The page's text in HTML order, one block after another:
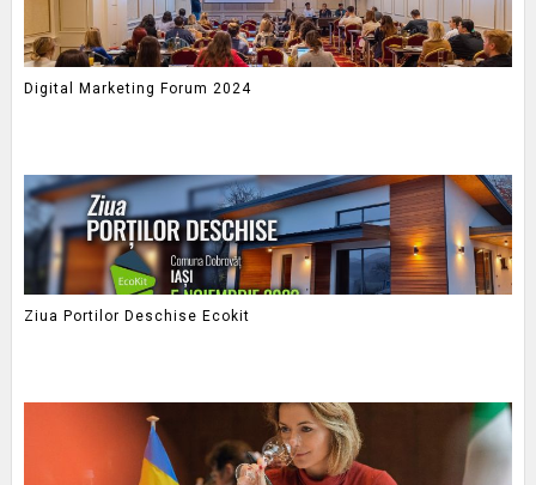
Digital Marketing Forum 2024
Ziua Portilor Deschise Ecokit